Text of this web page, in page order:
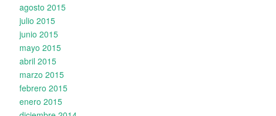
agosto 2015
julio 2015
junio 2015
mayo 2015
abril 2015
marzo 2015
febrero 2015
enero 2015